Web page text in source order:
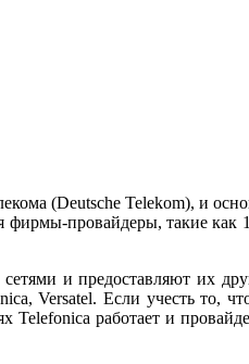
а (Deutsche Telekom), и
фирмы-провайдеры, такие как
и предоставляют их
,Versatel. Если учесть то,
Telefonica работает и